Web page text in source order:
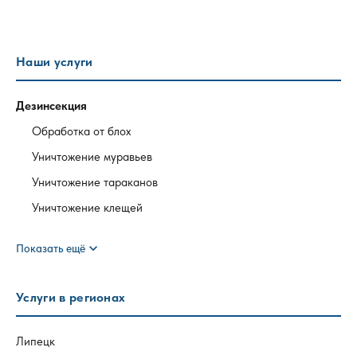
Наши услуги
Дезинсекция
Обработка от блох
Уничтожение муравьев
Уничтожение тараканов
Уничтожение клещей
Показать ещё expand_more
Услуги в регионах
Липецк